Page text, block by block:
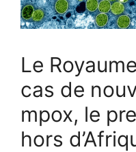
Le
cas de
mpox, le
hors